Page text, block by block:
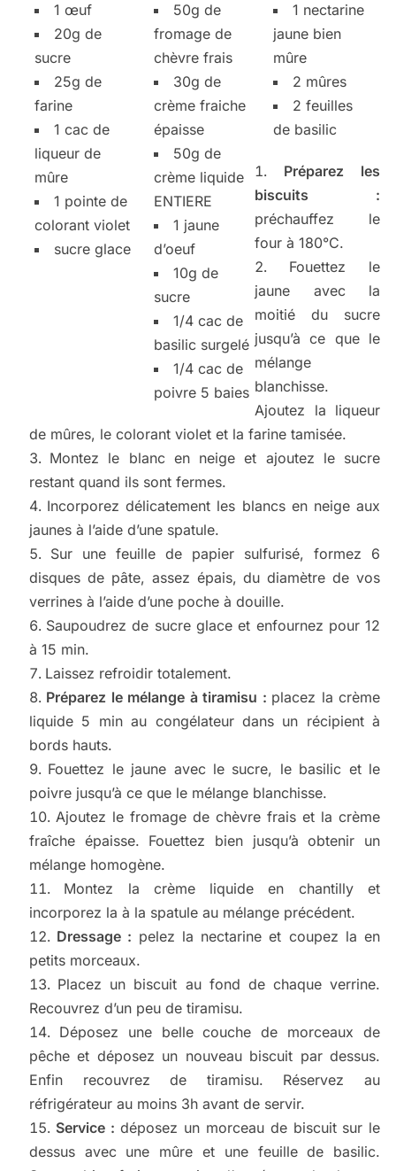
1 œuf
20g de
sucre
25g de
farine
1 cac de
liqueur de
mûre
1 pointe de
colorant violet
sucre glace
50g de
fromage de
chèvre frais
30g de
crème fraiche
épaisse
50g de
crème liquide
ENTIERE
1 jaune
d’oeuf
10g de
sucre
1/4 cac de
basilic surgelé
1/4 cac de
poivre 5 baies
1 nectarine
jaune bien
mûre
2 mûres
2 feuilles
de basilic
Préparez les
biscuits :
préchauffez le
four à 180°C.
Fouettez le
jaune avec la
moitié du sucre
jusqu’à ce que le
mélange
blanchisse.
Ajoutez la liqueur
de mûres, le colorant violet et la farine tamisée.
Montez le blanc en neige et ajoutez le sucre
restant quand ils sont fermes.
Incorporez délicatement les blancs en neige aux
jaunes à l’aide d’une spatule.
Sur une feuille de papier sulfurisé, formez 6
disques de pâte, assez épais, du diamètre de vos
verrines à l’aide d’une poche à douille.
Saupoudrez de sucre glace et enfournez pour 12
à 15 min.
Laissez refroidir totalement.
Préparez le mélange à tiramisu : placez la crème
liquide 5 min au congélateur dans un récipient à
bords hauts.
Fouettez le jaune avec le sucre, le basilic et le
poivre jusqu’à ce que le mélange blanchisse.
Ajoutez le fromage de chèvre frais et la crème
fraîche épaisse. Fouettez bien jusqu’à obtenir un
mélange homogène.
Montez la crème liquide en chantilly et
incorporez la à la spatule au mélange précédent.
Dressage : pelez la nectarine et coupez la en
petits morceaux.
Placez un biscuit au fond de chaque verrine.
Recouvrez d’un peu de tiramisu.
Déposez une belle couche de morceaux de
pêche et déposez un nouveau biscuit par dessus.
Enfin recouvrez de tiramisu. Réservez au
réfrigérateur au moins 3h avant de servir.
Service : déposez un morceau de biscuit sur le
dessus avec une mûre et une feuille de basilic.